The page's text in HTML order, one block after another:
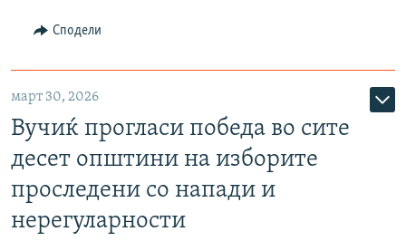
Сподели
март 30, 2026
Вучиќ прогласи победа во сите
десет општини на изборите
проследени со напади и
нерегуларности